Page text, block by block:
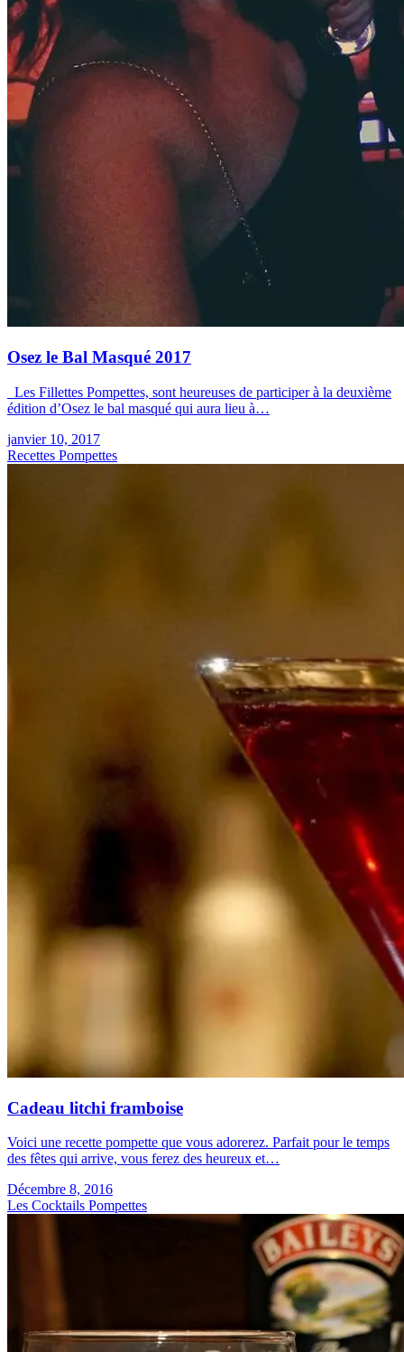
Osez le Bal Masqué 2017
Les Fillettes Pompettes, sont heureuses de participer à la deuxième
édition d’Osez le bal masqué qui aura lieu à…
janvier 10, 2017
Recettes Pompettes
Cadeau litchi framboise
Voici une recette pompette que vous adorerez. Parfait pour le temps
des fêtes qui arrive, vous ferez des heureux et…
Décembre 8, 2016
Les Cocktails Pompettes